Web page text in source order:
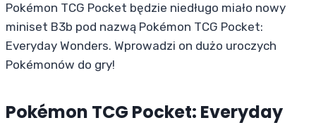
Pokémon TCG Pocket będzie niedługo miało nowy
miniset B3b pod nazwą Pokémon TCG Pocket:
Everyday Wonders. Wprowadzi on dużo uroczych
Pokémonów do gry!
Pokémon TCG Pocket: Everyday